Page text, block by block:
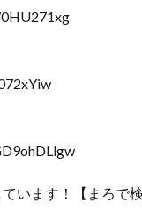
います！【まろで検